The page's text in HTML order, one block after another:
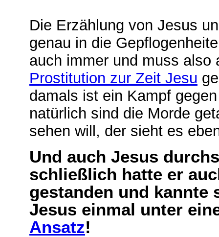
Die Erzählung von Jesus
genau in die
auch immer und muss also
Prostitution zur Zeit Jesu
damals ist ein Kampf
natürlich sind die Morde
sehen will, der sieht es
Und auch Jesus
schließlich hatte er
gestanden und kannte
Jesus einmal unter
Ansatz!